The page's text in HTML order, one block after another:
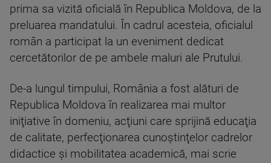
prima sa vizită oficială în Republica Moldova, de la
preluarea mandatului. În cadrul acesteia, oficialul
român a participat la un eveniment dedicat
cercetătorilor de pe ambele maluri ale Prutului.
De-a lungul timpului, România a fost alături de
Republica Moldova în realizarea mai multor
iniţiative în domeniu, acţiuni care sprijină educaţia
de calitate, perfecţionarea cunoştinţelor cadrelor
didactice şi mobilitatea academică, mai scrie